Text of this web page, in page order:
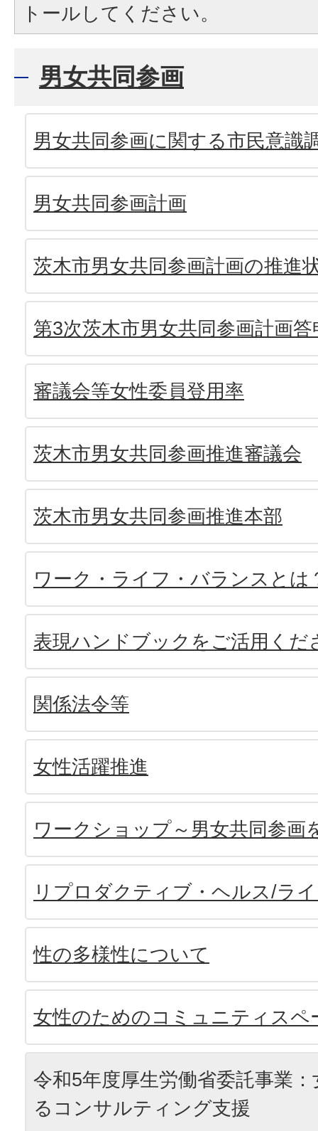
トールしてください。
男女共同参画
男女共同参画に関する市民意識
男女共同参画計画
茨木市男女共同参画計画の推進
第3次茨木市男女共同参画計画
審議会等女性委員登用率
茨木市男女共同参画推進審議会
茨木市男女共同参画推進本部
ワーク・ライフ・バランスとは
表現ハンドブックをご活用くだ
関係法令等
女性活躍推進
ワークショップ～男女共同参画
リプロダクティブ・ヘルス/ラ
性の多様性について
女性のためのコミュニティスペ
令和5年度厚生労働省委託事業
るコンサルティング支援